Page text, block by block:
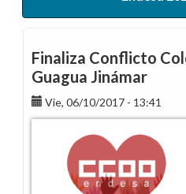
Finaliza Conflicto
Guagua Jinámar
Vie, 06/10/2017 - 13:41